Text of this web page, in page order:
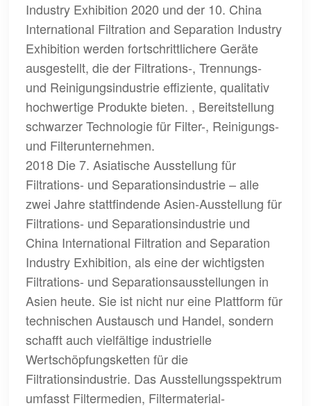
Industry Exhibition 2020 und der 10. China
International Filtration and Separation Industry
Exhibition werden fortschrittlichere Geräte
ausgestellt, die der Filtrations-, Trennungs-
und Reinigungsindustrie effiziente, qualitativ
hochwertige Produkte bieten. , Bereitstellung
schwarzer Technologie für Filter-, Reinigungs-
und Filterunternehmen.
2018 Die 7. Asiatische Ausstellung für
Filtrations- und Separationsindustrie – alle
zwei Jahre stattfindende Asien-Ausstellung für
Filtrations- und Separationsindustrie und
China International Filtration and Separation
Industry Exhibition, als eine der wichtigsten
Filtrations- und Separationsausstellungen in
Asien heute. Sie ist nicht nur eine Plattform für
technischen Austausch und Handel, sondern
schafft auch vielfältige industrielle
Wertschöpfungsketten für die
Filtrationsindustrie. Das Ausstellungsspektrum
umfasst Filtermedien, Filtermaterial-